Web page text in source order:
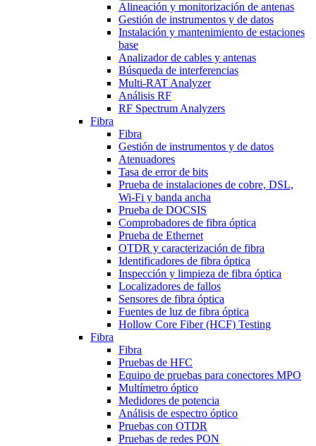
Alineación y monitorización de antenas
Gestión de instrumentos y de datos
Instalación y mantenimiento de estaciones
base
Analizador de cables y antenas
Búsqueda de interferencias
Multi-RAT Analyzer
Análisis RF
RF Spectrum Analyzers
Fibra
Fibra
Gestión de instrumentos y de datos
Atenuadores
Tasa de error de bits
Prueba de instalaciones de cobre, DSL,
Wi-Fi y banda ancha
Prueba de DOCSIS
Comprobadores de fibra óptica
Prueba de Ethernet
OTDR y caracterización de fibra
Identificadores de fibra óptica
Inspección y limpieza de fibra óptica
Localizadores de fallos
Sensores de fibra óptica
Fuentes de luz de fibra óptica
Hollow Core Fiber (HCF) Testing
Fibra
Fibra
Pruebas de HFC
Equipo de pruebas para conectores MPO
Multímetro óptico
Medidores de potencia
Análisis de espectro óptico
Pruebas con OTDR
Pruebas de redes PON